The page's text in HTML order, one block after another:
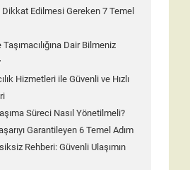
Dikkat Edilmesi Gereken 7 Temel
Dair Bilmeniz
Hizmetleri ile Güvenli ve Hızlı
Süreci Nasıl Yönetilmeli?
Garantileyen 6 Temel Adım
Rehberi: Güvenli Ulaşımın